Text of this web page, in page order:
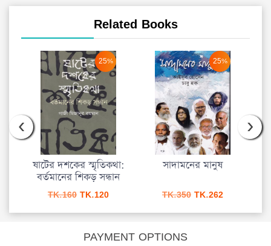
Related Books
25%
ষাটের দশকের স্মৃতিকথা:
বর্তমানের শিকড় সন্ধান
TK.160 Original
was:
TK.160.
TK.120Current
is:
TK.120.
25%
সাদামনের মানুষ
TK.350 Original
was:
TK.262Current
is:
‹ ›
PAYMENT OPTIONS